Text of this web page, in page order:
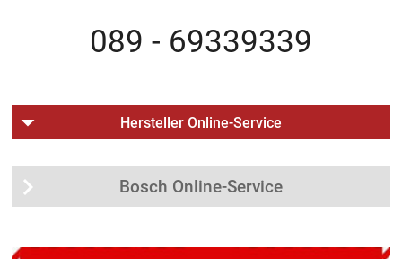
089 - 69339339
Hersteller Online-Service
Bosch Online-Service